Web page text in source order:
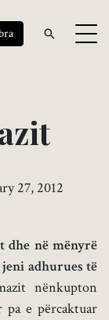
zit
27, 2012
dhe në mënyrë
adhurues të
nënkupton
e përcaktuar